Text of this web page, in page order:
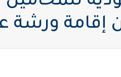
إقامة